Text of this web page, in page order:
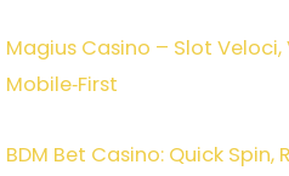
Magius Casino – Slot
Mobile‑First
BDM Bet Casino: Quick Spin,